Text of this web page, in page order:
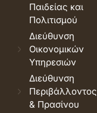
Παιδείας και
Πολιτισμού
Διεύθυνση
Οικονομικών
Υπηρεσιών
Διεύθυνση
Περιβάλλοντος
& Πρασίνου